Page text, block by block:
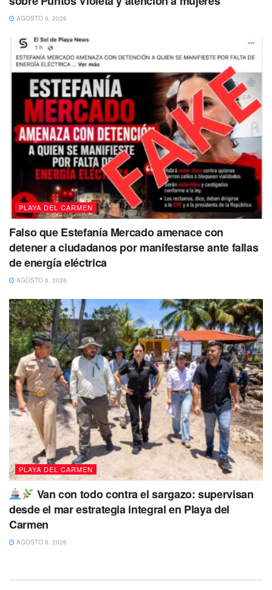
, en colaboración con un equipo diverso
de profesionales, en un esfuerzo por abordar los desafíos
emocionales que surgen a jóvenes y adultos por igual.
AGOSTO 6, 2026
PLAYA DEL CARMEN
Falso que Estefanía Mercado amenace con
detener a ciudadanos por manifestarse ante fallas
de energía eléctrica
AGOSTO 6, 2026
PLAYA DEL CARMEN
Van con todo contra el sargazo: supervisan
desde el mar estrategia integral en Playa del
Carmen
AGOSTO 6, 2026